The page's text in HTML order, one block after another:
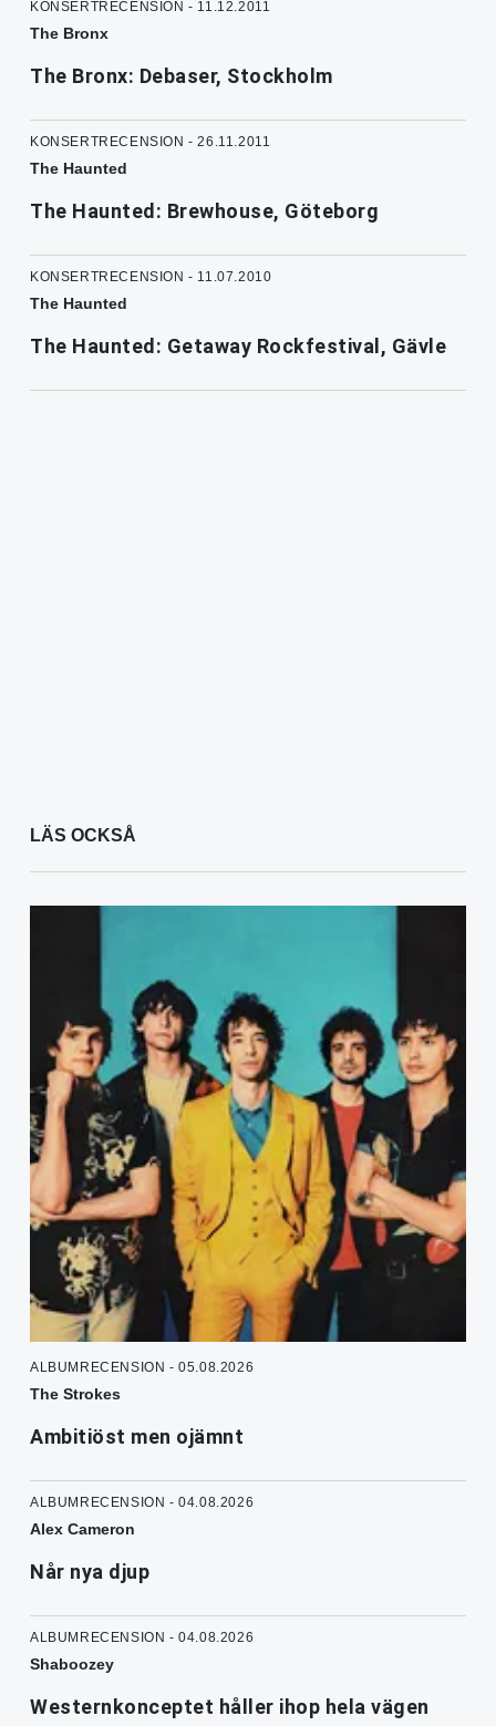
KONSERTRECENSION - 11.12.2011
The Bronx
The Bronx: Debaser, Stockholm
KONSERTRECENSION - 26.11.2011
The Haunted
The Haunted: Brewhouse, Göteborg
KONSERTRECENSION - 11.07.2010
The Haunted
The Haunted: Getaway Rockfestival, Gävle
LÄS OCKSÅ
ALBUMRECENSION - 05.08.2026
The Strokes
Ambitiöst men ojämnt
ALBUMRECENSION - 04.08.2026
Alex Cameron
Når nya djup
ALBUMRECENSION - 04.08.2026
Shaboozey
Westernkonceptet håller ihop hela vägen